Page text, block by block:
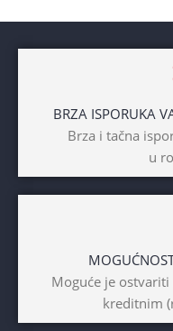
Unisex
BICIKLI-TIP RAMA
Prednji amotrizer
BRZA ISPORUKA
Brza i tačna
u
Moguće je
kreditnim